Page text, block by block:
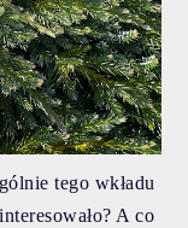
tego wkładu
A co